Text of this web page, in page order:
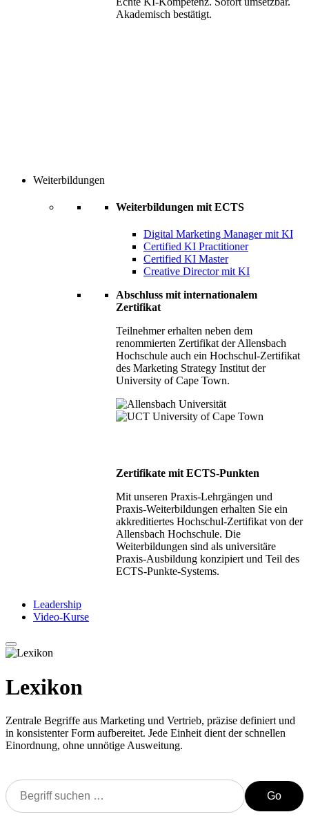
Akademisch bestätigt.
Weiterbildungen
Weiterbildungen mit ECTS
Digital Marketing Manager mit KI
Certified KI Practitioner
Certified KI Master
Creative Director mit KI
Abschluss mit internationalem
Zertifikat
Teilnehmer erhalten neben dem
renommierten Zertifikat der Allensbach
Hochschule auch ein Hochschul-Zertifikat
des Marketing Strategy Institut der
University of Cape Town.
Zertifikate mit ECTS-Punkten
Mit unseren Praxis-Lehrgängen und
Praxis-Weiterbildungen erhalten Sie ein
akkreditiertes Hochschul-Zertifikat von der
Allensbach Hochschule. Die
Weiterbildungen sind als universitäre
Praxis-Ausbildung konzipiert und Teil des
ECTS-Punkte-Systems.
Leadership
Video-Kurse
Lexikon
Zentrale Begriffe aus Marketing und Vertrieb, präzise definiert und
in konsistenter Form aufbereitet. Jede Einheit dient der schnellen
Einordnung, ohne unnötige Ausweitung.
Go